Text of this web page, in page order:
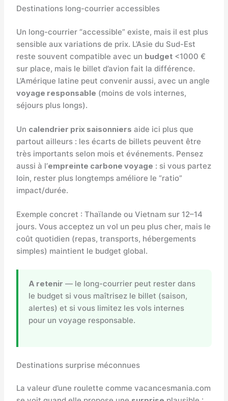
Destinations long-courrier accessibles
Un long-courrier “accessible” existe, mais il est plus
sensible aux variations de prix. L’Asie du Sud-Est
reste souvent compatible avec un budget<1000 €
sur place, mais le billet d’avion fait la différence.
L’Amérique latine peut convenir aussi, avec un angle
voyage responsable (moins de vols internes,
séjours plus longs).
Un calendrier prix saisonniers aide ici plus que
partout ailleurs : les écarts de billets peuvent être
très importants selon mois et événements. Pensez
aussi à l’empreinte carbone voyage : si vous partez
loin, rester plus longtemps améliore le “ratio”
impact/durée.
Exemple concret : Thaïlande ou Vietnam sur 12–14
jours. Vous acceptez un vol un peu plus cher, mais le
coût quotidien (repas, transports, hébergements
simples) maintient le budget global.
A retenir — le long-courrier peut rester dans
le budget si vous maîtrisez le billet (saison,
alertes) et si vous limitez les vols internes
pour un voyage responsable.
Destinations surprise méconnues
La valeur d’une roulette comme vacancesmania.com